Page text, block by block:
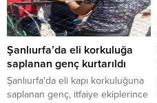
Şanlıurfa’da eli korkuluğa
saplanan genç kurtarıldı
Şanlıurfa'da eli kapı korkuluğuna
saplanan genç, itfaiye ekiplerince